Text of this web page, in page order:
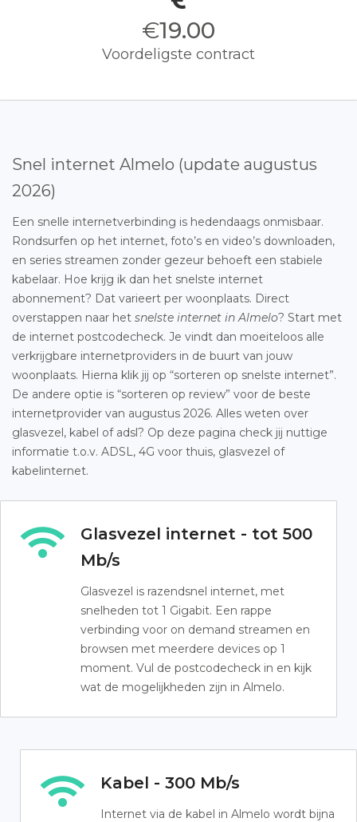
€19.00
Voordeligste contract
Snel internet Almelo (update augustus
2026)
Een snelle internetverbinding is hedendaags onmisbaar.
Rondsurfen op het internet, foto’s en video’s downloaden,
en series streamen zonder gezeur behoeft een stabiele
kabelaar. Hoe krijg ik dan het snelste internet
abonnement? Dat varieert per woonplaats. Direct
overstappen naar het snelste internet in Almelo? Start met
de internet postcodecheck. Je vindt dan moeiteloos alle
verkrijgbare internetproviders in de buurt van jouw
woonplaats. Hierna klik jij op “sorteren op snelste internet”.
De andere optie is “sorteren op review” voor de beste
internetprovider van augustus 2026. Alles weten over
glasvezel, kabel of adsl? Op deze pagina check jij nuttige
informatie t.o.v. ADSL, 4G voor thuis, glasvezel of
kabelinternet.
Glasvezel internet - tot 500
Mb/s
Glasvezel is razendsnel internet, met
snelheden tot 1 Gigabit. Een rappe
verbinding voor on demand streamen en
browsen met meerdere devices op 1
moment. Vul de postcodecheck in en kijk
wat de mogelijkheden zijn in Almelo.
Kabel - 300 Mb/s
Internet via de kabel in Almelo wordt bijna